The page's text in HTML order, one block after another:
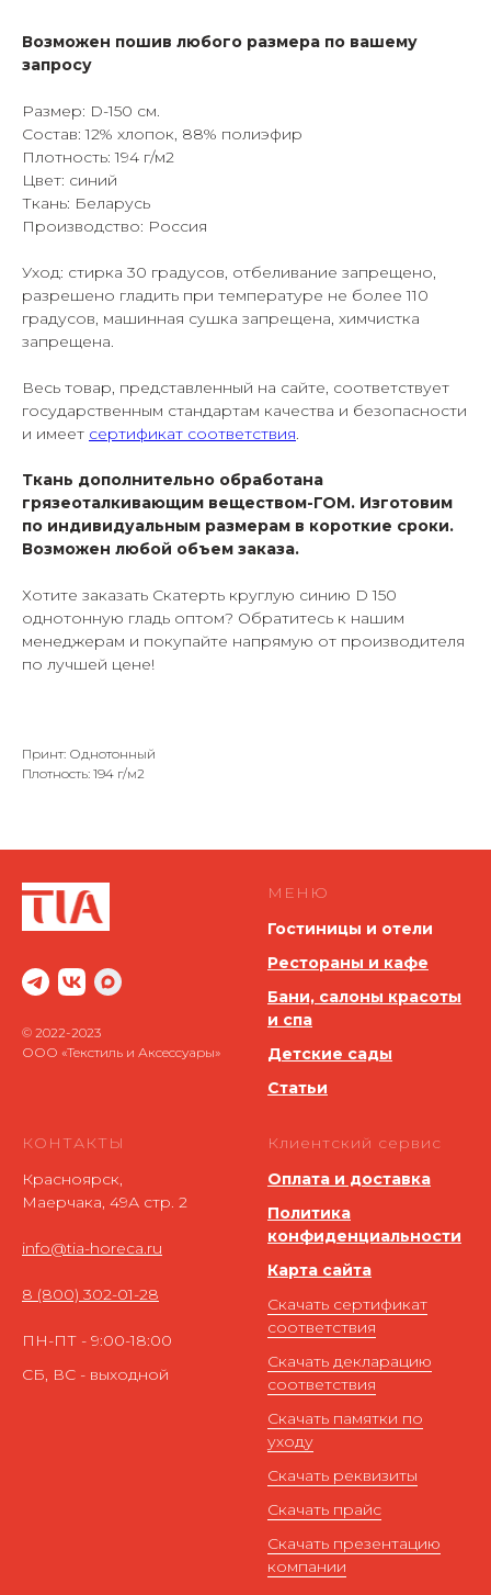
Возможен пошив любого размера по вашему
запросу
Размер: D-150 см.
Состав: 12% хлопок, 88% полиэфир
Плотность: 194 г/м2
Цвет: синий
Ткань: Беларусь
Производство: Россия
Уход: стирка 30 градусов, отбеливание запрещено,
разрешено гладить при температуре не более 110
градусов, машинная сушка запрещена, химчистка
запрещена.
Весь товар, представленный на сайте, соответствует
государственным стандартам качества и безопасности
и имеет сертификат соответствия.
Ткань дополнительно обработана
грязеоталкивающим веществом-ГОМ. Изготовим
по индивидуальным размерам в короткие сроки.
Возможен любой объем заказа.
Хотите заказать Скатерть круглую синию D 150
однотонную гладь оптом? Обратитесь к нашим
менеджерам и покупайте напрямую от производителя
по лучшей цене!
Принт: Однотонный
Плотность: 194 г/м2
© 2022-2023
ООО «Текстиль и Аксессуары»
МЕНЮ
Гостиницы и отели
Рестораны и кафе
Бани, салоны красоты
и спа
Детские сады
Статьи
КОНТАКТЫ
Красноярск,
Маерчака, 49А стр. 2
info@tia-horeca.ru
8 (800) 302-01-28
ПН-ПТ - 9:00-18:00
СБ, ВС - выходной
Клиентский сервис
Оплата и доставка
Политика
конфиденциальности
Карта сайта
Скачать сертификат
соответствия
Скачать декларацию
соответствия
Скачать памятки по
уходу
Скачать реквизиты
Скачать прайс
Скачать презентацию
компании